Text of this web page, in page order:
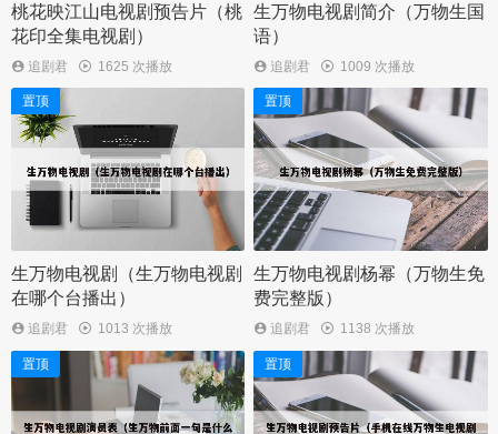
桃花映江山电视剧预告片（桃
花印全集电视剧）
追剧君 1625 次播放
生万物电视剧简介（万物生国
语）
追剧君 1009 次播放
置顶
生万物电视剧（生万物电视剧
在哪个台播出）
追剧君 1013 次播放
置顶
生万物电视剧杨幂（万物生免
费完整版）
追剧君 1138 次播放
置顶 置顶